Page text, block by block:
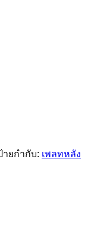
ายกำกับ: เพลทหลัง